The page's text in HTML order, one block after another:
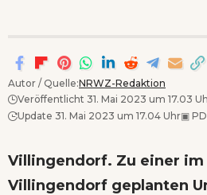
Autor / Quelle:NRWZ-Redaktion
Veröffentlicht 31. Mai 2023 um 17.03
Update 31. Mai 2023 um 17.04 Uhr▣
Villingendorf. Zu einer
Villingendorf geplanten